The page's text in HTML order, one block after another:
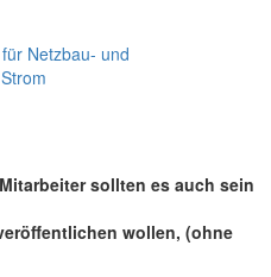
Netzbau- und
sollten es auch sein
wollen, (ohne